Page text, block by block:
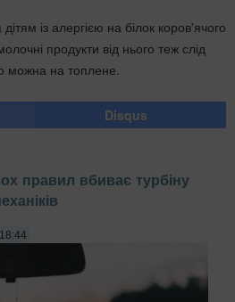
із алергією на білок коров'ячого
продукти від нього теж слід
можна на топлене.
Disqus
правил вбиває турбіну